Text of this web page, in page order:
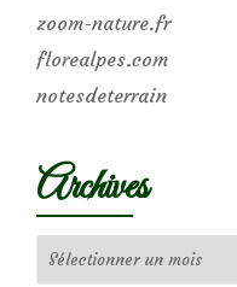
zoom-nature.fr
florealpes.com
notesdeterrain
Archives